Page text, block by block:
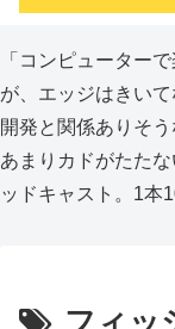
「コンピューター
が、エッジはきい
開発と関係ありそ
あまりカドがたた
ッドキャスト。1本
フィッ